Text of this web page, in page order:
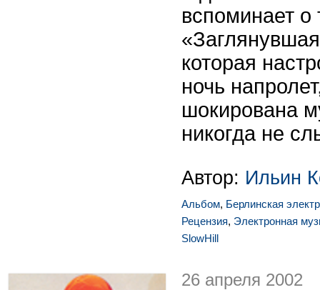
вспоминает о
которая
ночь
шокирована
никогда не
Автор: Ильин
Альбом, Берлинская
Рецензия, Электронная
SlowHill
26 апреля 2002